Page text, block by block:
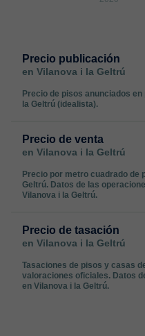
Precio publicación
en Vilanova i la Geltrú
Precio de pisos anunciados
la Geltrú (idealista).
Precio de venta
en Vilanova i la Geltrú
Precio por metro cuadrado de
Geltrú. Datos de las
Vilanova i la Geltrú.
Precio de tasación
en Vilanova i la Geltrú
Tasaciones de pisos y casas
valoraciones oficiales. Datos
en Vilanova i la Geltrú.